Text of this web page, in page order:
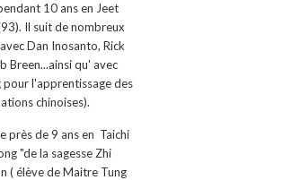
10 ans en Jeet
Il suit de nombreux
Dan Inosanto, Rick
Breen...ainsi qu' avec
pour l'apprentissage des
chinoises).
près de 9 ans en Taichi
"de la sagesse Zhi
( élève de Maitre Tung